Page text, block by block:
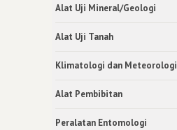
Alat Uji Mineral/Geologi
Alat Uji Tanah
Klimatologi dan Meteorologi
Alat Pembibitan
Peralatan Entomologi